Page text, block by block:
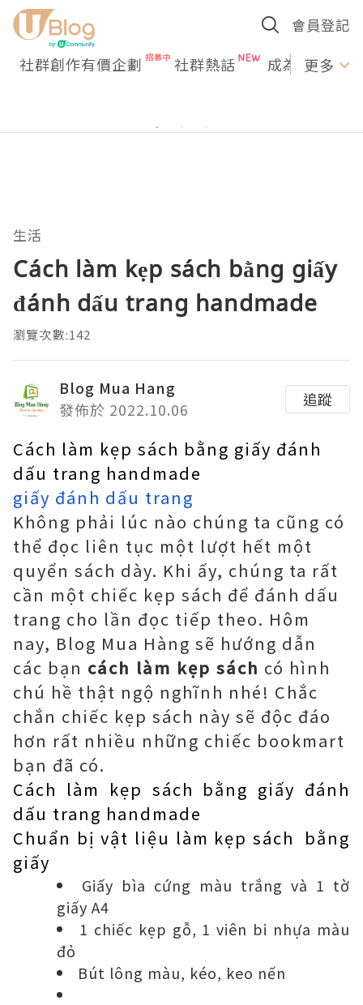
會員登記
社群創作有價企劃 社群熱話 成為U更多
生活
Cách làm kẹp sách bằng giấy
đánh dấu trang handmade
瀏覽次數:142
Blog Mua Hang
發佈於 2022.10.06
追蹤
Cách làm kẹp sách bằng giấy đánh
dấu trang handmade
giấy đánh dấu trang
Không phải lúc nào chúng ta cũng có
thể đọc liên tục một lượt hết một
quyển sách dày. Khi ấy, chúng ta rất
cần một chiếc kẹp sách để đánh dấu
trang cho lần đọc tiếp theo. Hôm
nay, Blog Mua Hàng sẽ hướng dẫn
các bạn cách làm kẹp sách có hình
chú hề thật ngộ nghĩnh nhé! Chắc
chắn chiếc kẹp sách này sẽ độc đáo
hơn rất nhiều những chiếc bookmart
bạn đã có.
Cách làm kẹp sách bằng giấy đánh
dấu trang handmade
Chuẩn bị vật liệu làm kẹp sách bằng
giấy
Giấy bìa cứng màu trắng và 1 tờ
giấy A4
1 chiếc kẹp gỗ, 1 viên bi nhựa màu
đỏ
Bút lông màu, kéo, keo nến